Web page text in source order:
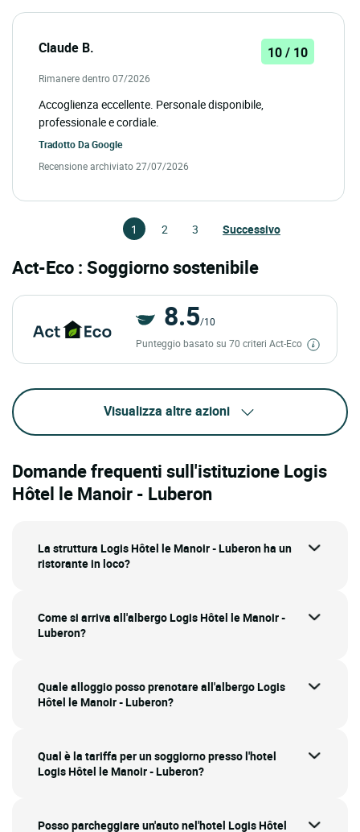
Claude B. 10 / 10
Rimanere dentro 07/2026
Accoglienza eccellente. Personale disponibile,
professionale e cordiale.
Tradotto DaGoogle
Recensione archiviato 27/07/2026
1 2 3 Successivo
Act-Eco : Soggiorno sostenibile
8.5/10
Punteggio basato su 70 criteri Act-Eco
Visualizza altre azioni
Domande frequenti sull'istituzione Logis
Hôtel le Manoir - Luberon
La struttura Logis Hôtel le Manoir - Luberon ha un
ristorante in loco?
Come si arriva all'albergo Logis Hôtel le Manoir -
Luberon?
Quale alloggio posso prenotare all'albergo Logis
Hôtel le Manoir - Luberon?
Qual è la tariffa per un soggiorno presso l'hotel
Logis Hôtel le Manoir - Luberon?
Posso parcheggiare un'auto nel'hotel Logis Hôtel